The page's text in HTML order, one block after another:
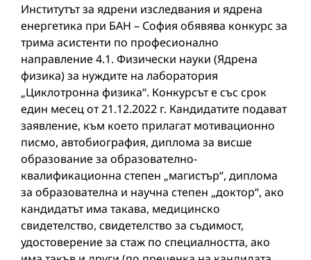
Институтът за ядрени изследвания и ядрена
енергетика при БАН – София обявява конкурс за
трима асистенти по професионално
направление 4.1. Физически науки (Ядрена
физика) за нуждите на лаборатория
„Циклотронна физика“. Конкурсът е със срок
един месец от 21.12.2022 г. Кандидатите подават
заявление, към което прилагат мотивационно
писмо, автобиография, диплома за висше
образование за образователно-
квалификационна степен „магистър“, диплома
за образователна и научна степен „доктор“, ако
кандидатът има такава, медицинско
свидетелство, свидетелство за съдимост,
удостоверение за стаж по специалността, ако